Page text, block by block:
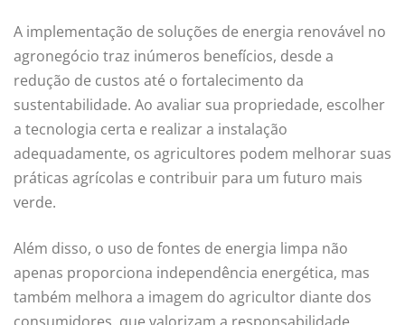
A implementação de soluções de energia renovável no
agronegócio traz inúmeros benefícios, desde a
redução de custos até o fortalecimento da
sustentabilidade. Ao avaliar sua propriedade, escolher
a tecnologia certa e realizar a instalação
adequadamente, os agricultores podem melhorar suas
práticas agrícolas e contribuir para um futuro mais
verde.
Além disso, o uso de fontes de energia limpa não
apenas proporciona independência energética, mas
também melhora a imagem do agricultor diante dos